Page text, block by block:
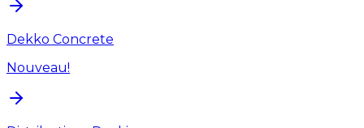
Dekko Concrete
Nouveau!